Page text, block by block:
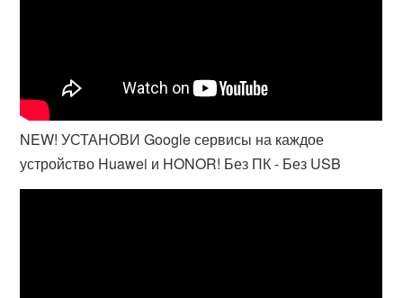
NEW! УСТАНОВИ Google сервисы на каждое
устройство Huawei и HONOR! Без ПК - Без USB